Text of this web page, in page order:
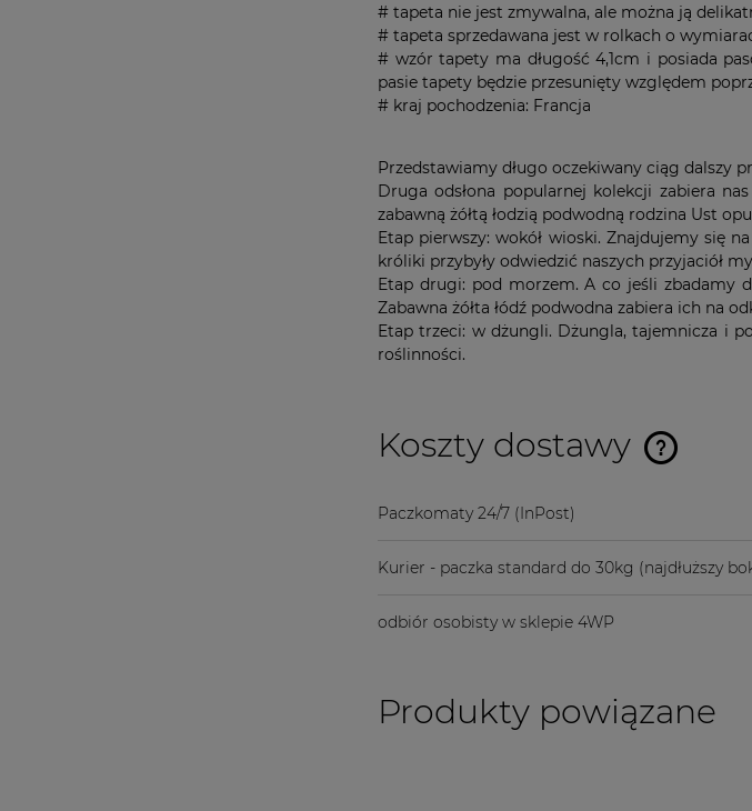
# tapeta nie jest zmywalna, ale można ją
# tapeta sprzedawana jest w rolkach o
# wzór tapety ma długość 4,1cm i posiada
pasie tapety będzie przesunięty względem
# kraj pochodzenia: Francja
Przedstawiamy długo oczekiwany ciąg dalszy
Druga odsłona popularnej kolekcji zabiera
zabawną żółtą łodzią podwodną rodzina Ust
Etap pierwszy: wokół wioski. Znajdujemy się
króliki przybyły odwiedzić naszych przyjaciół
Etap drugi: pod morzem. A co jeśli zbadamy
Zabawna żółta łódź podwodna zabiera ich na
Etap trzeci: w dżungli. Dżungla, tajemnicza i
roślinności.
Koszty dostawy
Paczkomaty 24/7 (InPost)
Kurier - paczka standard do 30kg (najdłuższy
odbiór osobisty w sklepie 4WP
Produkty powiązane